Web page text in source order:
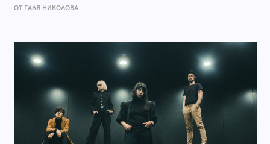
ОТ ГАЛЯ НИКОЛОВА